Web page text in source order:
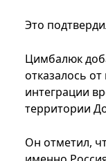
Это
Цимбалюк
отказалось
интеграции
территории
Он отметил,